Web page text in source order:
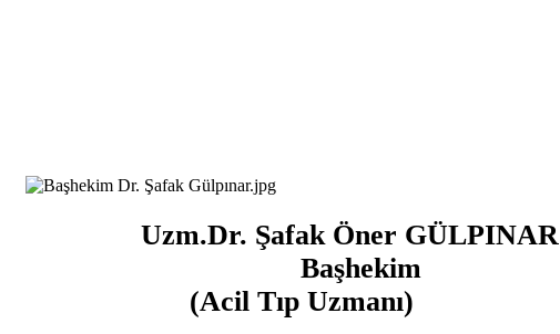
Uzm.Dr. Şafak Öner GÜLPINAR
Başhekim
Uzmanı)